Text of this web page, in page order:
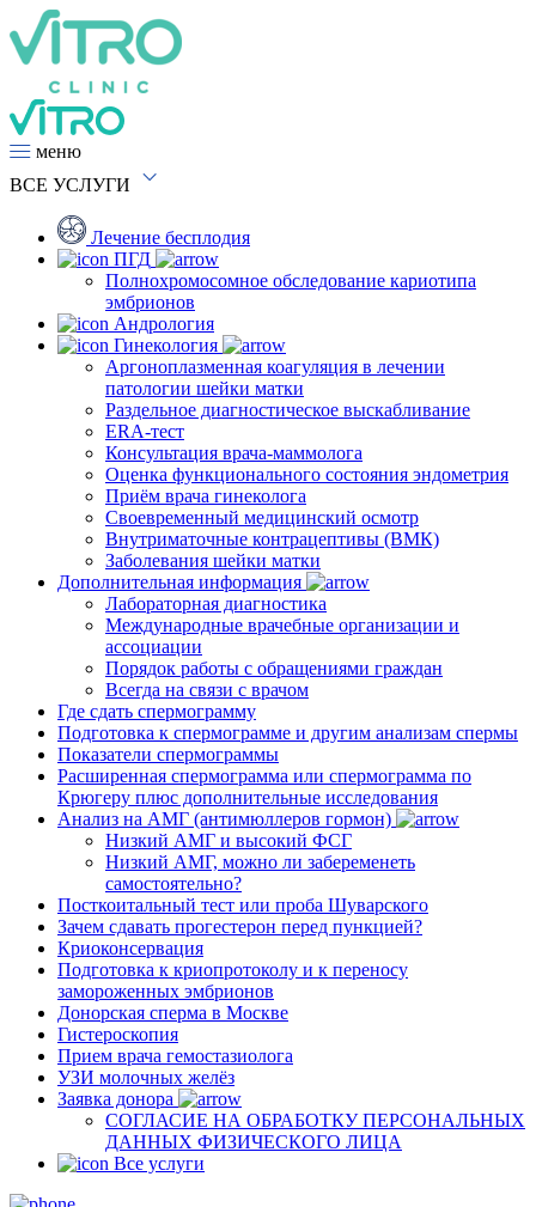
меню
ВСЕ УСЛУГИ
Лечение бесплодия
ПГД
Полнохромосомное обследование кариотипа
эмбрионов
Андрология
Гинекология
Аргоноплазменная коагуляция в лечении
патологии шейки матки
Раздельное диагностическое выскабливание
ERA-тест
Консультация врача-маммолога
Оценка функционального состояния эндометрия
Приём врача гинеколога
Своевременный медицинский осмотр
Внутриматочные контрацептивы (ВМК)
Заболевания шейки матки
Дополнительная информация
Лабораторная диагностика
Международные врачебные организации и
ассоциации
Порядок работы с обращениями граждан
Всегда на связи с врачом
Где сдать спермограмму
Подготовка к спермограмме и другим анализам спермы
Показатели спермограммы
Расширенная спермограмма или спермограмма по
Крюгеру плюс дополнительные исследования
Анализ на АМГ (антимюллеров гормон)
Низкий АМГ и высокий ФСГ
Низкий АМГ, можно ли забеременеть
самостоятельно?
Посткоитальный тест или проба Шуварского
Зачем сдавать прогестерон перед пункцией?
Криоконсервация
Подготовка к криопротоколу и к переносу
замороженных эмбрионов
Донорская сперма в Москве
Гистероскопия
Прием врача гемостазиолога
УЗИ молочных желёз
Заявка донора
СОГЛАСИЕ НА ОБРАБОТКУ ПЕРСОНАЛЬНЫХ
ДАННЫХ ФИЗИЧЕСКОГО ЛИЦА
Все услуги